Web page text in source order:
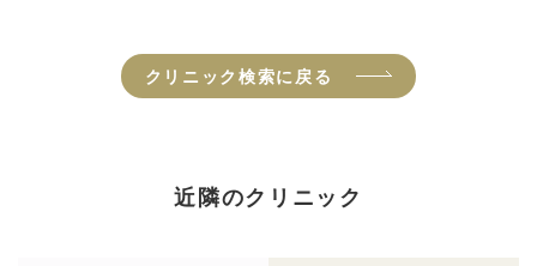
クリニック検索に戻る
近隣のクリニック